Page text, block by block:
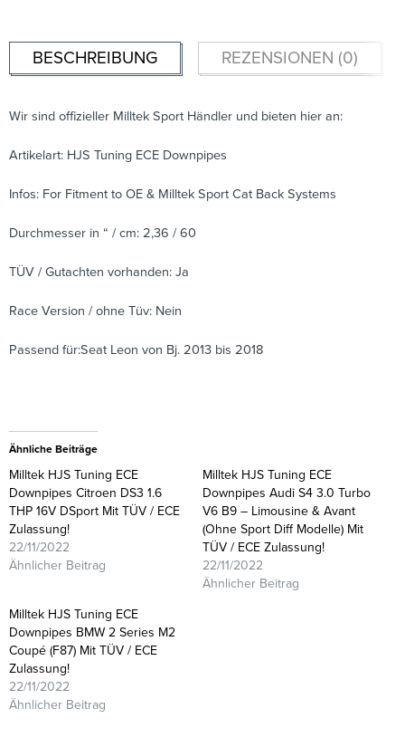
BESCHREIBUNG REZENSIONEN (0)
Wir sind offizieller Milltek Sport Händler und bieten hier an:
Artikelart: HJS Tuning ECE Downpipes
Infos: For Fitment to OE & Milltek Sport Cat Back Systems
Durchmesser in “ / cm: 2,36 / 60
TÜV / Gutachten vorhanden: Ja
Race Version / ohne Tüv: Nein
Passend für:Seat Leon von Bj. 2013 bis 2018
Ähnliche Beiträge
Milltek HJS Tuning ECE
Downpipes Citroen DS3 1.6
THP 16V DSport Mit TÜV / ECE
Zulassung!
22/11/2022
Ähnlicher Beitrag
Milltek HJS Tuning ECE
Downpipes Audi S4 3.0 Turbo
V6 B9 – Limousine & Avant
(Ohne Sport Diff Modelle) Mit
TÜV / ECE Zulassung!
22/11/2022
Ähnlicher Beitrag
Milltek HJS Tuning ECE
Downpipes BMW 2 Series M2
Coupé (F87) Mit TÜV / ECE
Zulassung!
22/11/2022
Ähnlicher Beitrag